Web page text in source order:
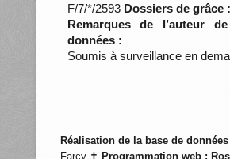
F/7/*/2593 Dossiers de grâce :
Remarques de l’auteur
données :
Soumis à surveillance en
Réalisation de la base de données
Farcy ✝ Programmation web :